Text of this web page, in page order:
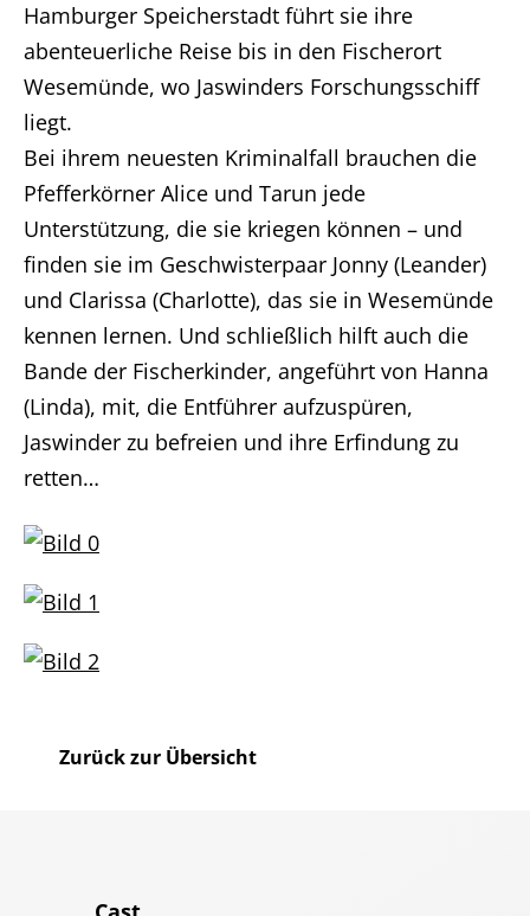
Hamburger Speicherstadt führt sie ihre
abenteuerliche Reise bis in den Fischerort
Wesemünde, wo Jaswinders Forschungsschiff
liegt.
Bei ihrem neuesten Kriminalfall brauchen die
Pfefferkörner Alice und Tarun jede
Unterstützung, die sie kriegen können – und
finden sie im Geschwisterpaar Jonny (Leander)
und Clarissa (Charlotte), das sie in Wesemünde
kennen lernen. Und schließlich hilft auch die
Bande der Fischerkinder, angeführt von Hanna
(Linda), mit, die Entführer aufzuspüren,
Jaswinder zu befreien und ihre Erfindung zu
retten…
Zurück zur Übersicht